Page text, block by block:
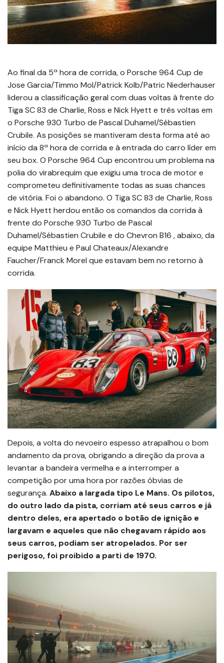
Ao final da 5ª hora de corrida, o Porsche 964 Cup de
Jose Garcia/Timmo Mol/Patrick Kolb/Patric Niederhauser
liderou a classificação geral com duas voltas à frente do
Tiga SC 83 de Charlie, Ross e Nick Hyett e três voltas em
o Porsche 930 Turbo de Pascal Duhamel/Sébastien
Crubile. As posições se mantiveram desta forma até ao
início da 8ª hora de corrida e à entrada do carro líder em
seu box. O Porsche 964 Cup encontrou um problema na
polia do virabrequim que exigiu uma troca de motor e
comprometeu definitivamente todas as suas chances
de vitória. Foi o abandono. O Tiga SC 83 de Charlie, Ross
e Nick Hyett herdou então os comandos da corrida à
frente do Porsche 930 Turbo de Pascal
Duhamel/Sébastien Crubile e do Chevron B16 , abaixo, da
equipe Matthieu e Paul Chateaux/Alexandre
Faucher/Franck Morel que estavam bem no retorno à
corrida.
Depois, a volta do nevoeiro espesso atrapalhou o bom
andamento da prova, obrigando a direção da prova a
levantar a bandeira vermelha e a interromper a
competição por uma hora por razões óbvias de
segurança. Abaixo a largada tipo Le Mans. Os pilotos,
do outro lado da pista, corriam até seus carros e já
dentro deles, era apertado o botão de ignição e
largavam e aqueles que não chegavam rápido aos
seus carros, podiam ser atropelados. Por ser
perigoso, foi proibido a parti de 1970.